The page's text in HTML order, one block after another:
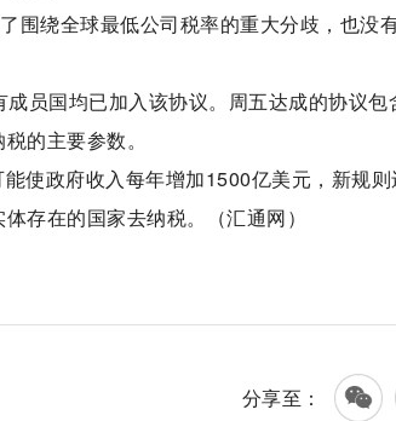
围绕全球最低公司税率的重大分歧，也没
员国均已加入该协议。周五达成的协议
的主要参数。
使政府收入每年增加1500亿美元，新规
存在的国家去纳税。（汇通网）
分享至：